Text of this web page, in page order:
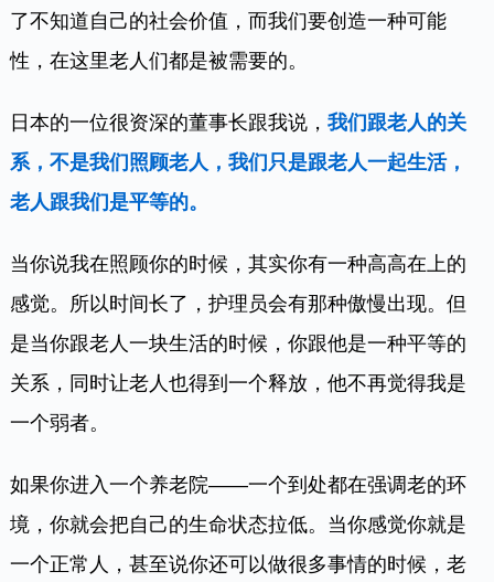
了不知道自己的社会价值，而我们要创造一种可能
性，在这里老人们都是被需要的。
日本的一位很资深的董事长跟我说，我们跟老人的关
系，不是我们照顾老人，我们只是跟老人一起生活，
老人跟我们是平等的。
当你说我在照顾你的时候，其实你有一种高高在上的
感觉。所以时间长了，护理员会有那种傲慢出现。但
是当你跟老人一块生活的时候，你跟他是一种平等的
关系，同时让老人也得到一个释放，他不再觉得我是
一个弱者。
如果你进入一个养老院——一个到处都在强调老的环
境，你就会把自己的生命状态拉低。当你感觉你就是
一个正常人，甚至说你还可以做很多事情的时候，老